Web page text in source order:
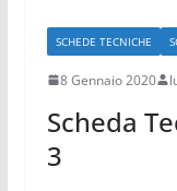
SCHEDE TECNICHE
8 Gennaio 2020
Scheda
3